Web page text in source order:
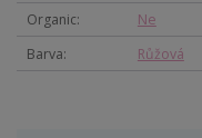
Organic
Ne
Barva
Růžová